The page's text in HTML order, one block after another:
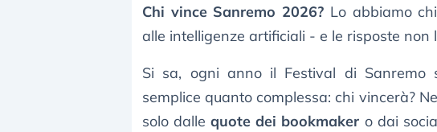
Chi vince Sanremo 2026? Lo abbiamo
alle intelligenze artificiali - e le risposte non
Si sa, ogni anno il Festival di Sanremo
semplice quanto complessa: chi vincerà?
solo dallequote dei bookmaker o dai